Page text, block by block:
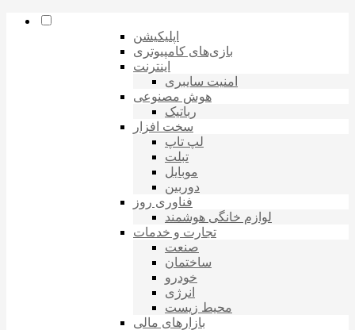
اپلیکیشن
بازی‌های کامپیوتری
اینترنت
امنیت سایبری
هوش مصنوعی
رباتیک
سخت افزار
لپ تاپ
تبلت
موبایل
دوربین
فناوری روز
لوازم خانگی هوشمند
تجارت و خدمات
صنعت
ساختمان
خودرو
انرژی
محیط زیست
بازارهای مالی